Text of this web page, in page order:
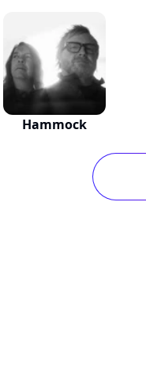
Hammock